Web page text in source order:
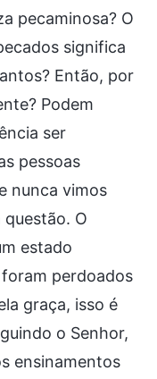
pecaminosa? O
significa
Então, por
Podem
ser
pessoas
nunca vimos
O
estado
perdoados
graça, isso é
o Senhor,
ensinamentos